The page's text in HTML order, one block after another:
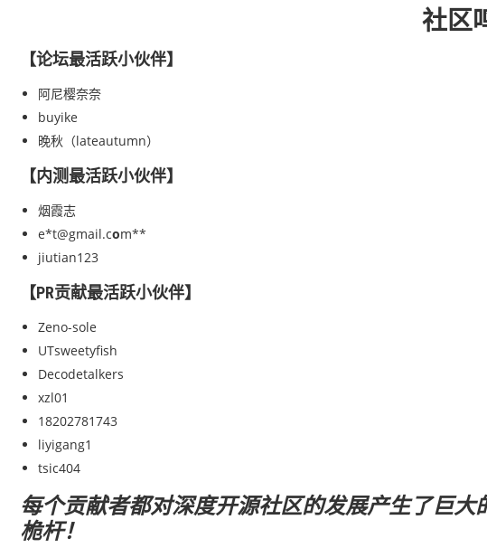
社区
【论坛最活跃小伙伴】
阿尼樱奈奈
buyike
晚秋（lateautumn）
【内测最活跃小伙伴】
烟霞志
e*t@gmail.com**
jiutian123
【PR贡献最活跃小伙伴】
Zeno-sole
UTsweetyfish
Decodetalkers
xzl01
18202781743
liyigang1
tsic404
每个贡献者都对深度开源社区的发展产生了巨大
桅杆！